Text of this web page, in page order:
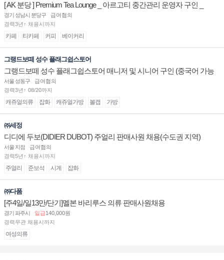
[ AK 분당 ] Premium Tea Lounge _ 아르고티 중간관리 운영자 구인 _
경기 성남시 분당구
급여협의
경력3년↑ 채용시까지
카페 티카페 커피 베이커리
그랭드보떼 성수 플래그쉽스토어
그랭드보떼 성수 플래그쉽스토어 매니저 및 시니어 구인 (중국어 가능
자)
서울 성동구
급여협의
경력3년↑ 08/20까지
캐쥬얼의류 잡화 캐쥬얼가방 볼캡 가방
㈜세정
디디에 두보(DIDIER DUBOT) 주얼리 판매사원 채용(수도권 지역)
서울 지점
급여협의
경력5년↑ 채용시까지
주얼리 준보석 시계 잡화
㈜다폼
[주4일/일13만/단기]멜본 바리루스 의류 판매사원채용
경기 파주시 일급140,000원
경력무관 채용시까지
여성의류